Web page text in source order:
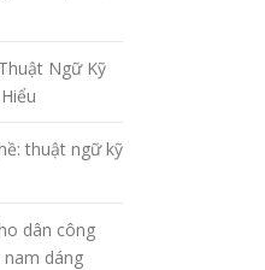
Ngữ Kỹ
thuật ngữ kỹ
dân công
nam dáng